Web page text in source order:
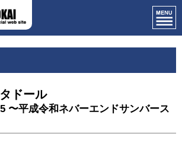
ドール
〜平成令和ネバーエンドサンバース